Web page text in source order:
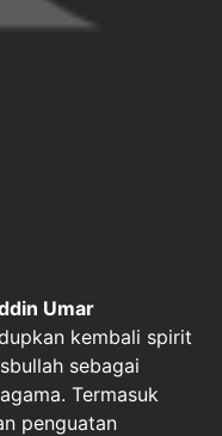
Umar
kembali spirit
sebagai
Termasuk
penguatan